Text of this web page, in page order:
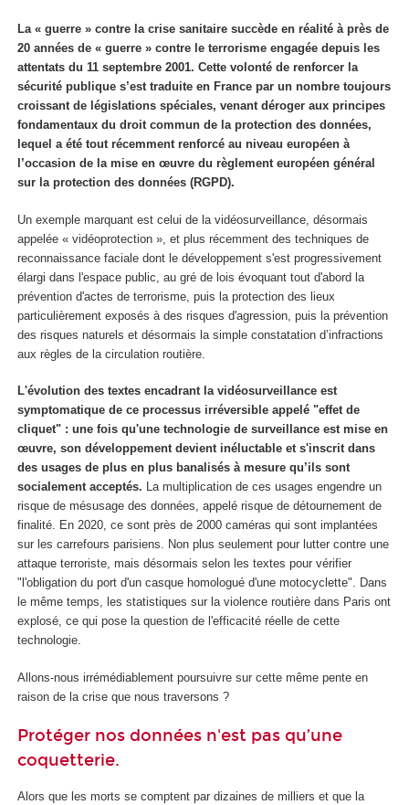
La « guerre » contre la crise sanitaire succède en réalité à près de
20 années de « guerre » contre le terrorisme engagée depuis les
attentats du 11 septembre 2001. Cette volonté de renforcer la
sécurité publique s’est traduite en France par un nombre toujours
croissant de législations spéciales, venant déroger aux principes
fondamentaux du droit commun de la protection des données,
lequel a été tout récemment renforcé au niveau européen à
l’occasion de la mise en œuvre du règlement européen général
sur la protection des données (RGPD).
Un exemple marquant est celui de la vidéosurveillance, désormais
appelée « vidéoprotection », et plus récemment des techniques de
reconnaissance faciale dont le développement s'est progressivement
élargi dans l'espace public, au gré de lois évoquant tout d'abord la
prévention d'actes de terrorisme, puis la protection des lieux
particulièrement exposés à des risques d'agression, puis la prévention
des risques naturels et désormais la simple constatation d’infractions
aux règles de la circulation routière.
L'évolution des textes encadrant la vidéosurveillance est
symptomatique de ce processus irréversible appelé "effet de
cliquet" : une fois qu'une technologie de surveillance est mise en
œuvre, son développement devient inéluctable et s'inscrit dans
des usages de plus en plus banalisés à mesure qu’ils sont
socialement acceptés. La multiplication de ces usages engendre un
risque de mésusage des données, appelé risque de détournement de
finalité. En 2020, ce sont près de 2000 caméras qui sont implantées
sur les carrefours parisiens. Non plus seulement pour lutter contre une
attaque terroriste, mais désormais selon les textes pour vérifier
"l'obligation du port d'un casque homologué d'une motocyclette". Dans
le même temps, les statistiques sur la violence routière dans Paris ont
explosé, ce qui pose la question de l'efficacité réelle de cette
technologie.
Allons-nous irrémédiablement poursuivre sur cette même pente en
raison de la crise que nous traversons ?
Protéger nos données n'est pas qu’une
coquetterie.
Alors que les morts se comptent par dizaines de milliers et que la